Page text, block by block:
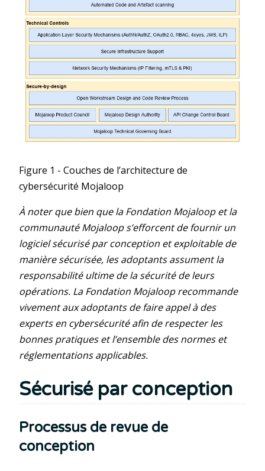
Figure 1 - Couches de l’architecture de
cybersécurité Mojaloop
À noter que bien que la Fondation Mojaloop et la
communauté Mojaloop s’efforcent de fournir un
logiciel sécurisé par conception et exploitable de
manière sécurisée, les adoptants assument la
responsabilité ultime de la sécurité de leurs
opérations. La Fondation Mojaloop recommande
vivement aux adoptants de faire appel à des
experts en cybersécurité afin de respecter les
bonnes pratiques et l’ensemble des normes et
réglementations applicables.
Sécurisé par conception
Processus de revue de
conception